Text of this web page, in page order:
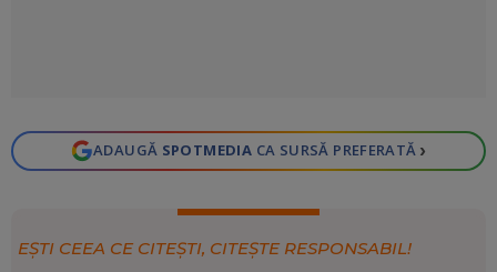
ADAUGĂ SPOTMEDIA CA SURSĂ PREFERATĂ ›
EȘTI CEEA CE CITEȘTI, CITEȘTE RESPONSABIL!